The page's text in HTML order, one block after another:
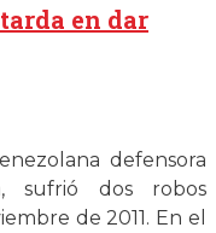
en dar
defensora
sufrió dos robos
de 2011. En el